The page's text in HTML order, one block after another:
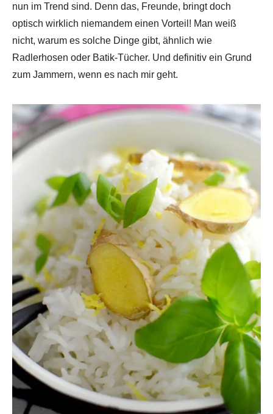
nun im Trend sind. Denn das, Freunde, bringt doch
optisch wirklich niemandem einen Vorteil! Man weiß
nicht, warum es solche Dinge gibt, ähnlich wie
Radlerhosen oder Batik-Tücher. Und definitiv ein Grund
zum Jammern, wenn es nach mir geht.